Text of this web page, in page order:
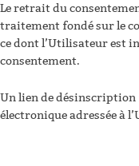
Le retrait du
traitement fondé sur le
ce dont l’Utilisateur est
consentement.
Un lien de
électronique adressée à